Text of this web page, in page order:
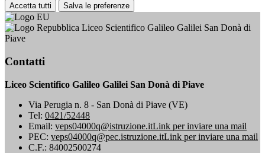
Accetta tutti Salva le preferenze
Liceo Scientifico Galileo Galilei San Donà di
Piave
Contatti
Liceo Scientifico Galileo Galilei San Donà di Piave
Via Perugia n. 8 - San Donà di Piave (VE)
Tel: 0421/52448
Email: veps04000q@istruzione.itLink per inviare una mail
PEC: veps04000q@pec.istruzione.itLink per inviare una mail
C.F.: 84002500274